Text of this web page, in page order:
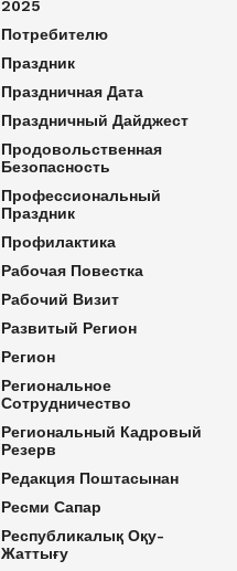
2025
Потребителю
Праздник
Праздничная Дата
Праздничный Дайджест
Продовольственная
Безопасность
Профессиональный
Праздник
Профилактика
Рабочая Повестка
Рабочий Визит
Развитый Регион
Регион
Региональное
Сотрудничество
Региональный Кадровый
Резерв
Редакция Поштасынан
Ресми Сапар
Республикалық Оқу-
Жаттығу